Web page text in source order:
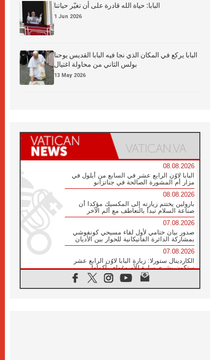
البابا: حياة الله قادرة على أن تغيّر حياتنا
1 Jun 2026
البابا يركع في المكان الذي نجا فيه البابا القديس يوحنا
بولس الثاني من محاولة اغتيال
13 May 2026
08.08.2026
البابا لاوُن الرابع عشر في السابع من أيلول في
مزار أم المشورة الصالحة في جناتزانو
08.08.2026
بارولين يختتم زيارته إلى المكسيك مؤكدا أن
صناعة السلام تبدأ بالتعاطف مع ألم الآخر
07.08.2026
صدور بيان ختامي لأول لقاء مسيحي كونفوشي
بمشاركة الدائرة الفاتيكانية للحوار بين الأديان
07.08.2026
الكاردينال ستورلا: زيارة البابا لاوُن الرابع عشر
ستكون بشرى سارة للأوروغواي بأكملها
الفاتيكان يعلن برنامج الزيارة الرسولية للبابا لاوُن